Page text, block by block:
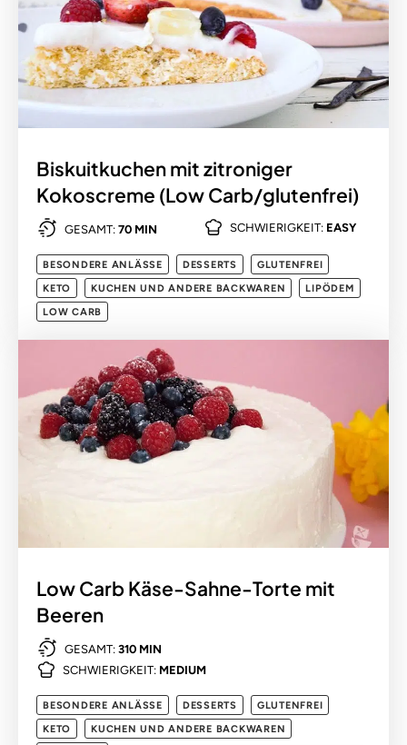
Biskuitkuchen mit zitroniger
Kokoscreme (Low Carb/glutenfrei)
GESAMT: 70 MIN SCHWIERIGKEIT: EASY
BESONDERE ANLÄSSE DESSERTS
GLUTENFREI
KETO
KUCHEN UND ANDERE BACKWAREN
LIPÖDEM
LOW CARB
Low Carb Käse-Sahne-Torte mit
Beeren
GESAMT: 310 MIN
SCHWIERIGKEIT: MEDIUM
BESONDERE ANLÄSSE DESSERTS
GLUTENFREI
KETO
KUCHEN UND ANDERE BACKWAREN